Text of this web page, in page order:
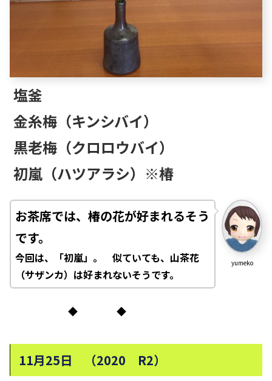
塩釜
金糸梅（キンシバイ）
黒老梅（クロロウバイ）
初嵐（ハツアラシ）※椿
yumeko
お茶席では、椿の花が好まれるそう
です。
今回は、「初嵐」。 似ていても、山茶花
（サザンカ）は好まれないそうです。
◆ ◆
11月25日 （2020 R2）